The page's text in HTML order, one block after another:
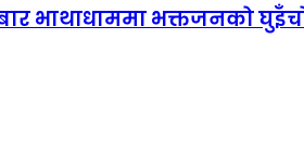
भाथाधाममा भक्तजनको